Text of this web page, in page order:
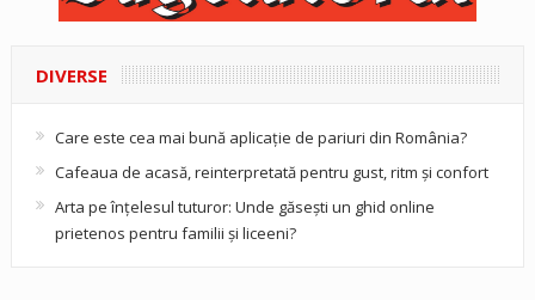
DIVERSE
Care este cea mai bună aplicație de pariuri din România?
Cafeaua de acasă, reinterpretată pentru gust, ritm și confort
Arta pe înțelesul tuturor: Unde găsești un ghid online
prietenos pentru familii și liceeni?